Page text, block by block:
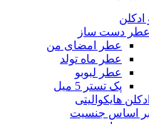
عطر دست ساز
عطر امضای من
عطر ماه تولد
عطر لبوبو
پک تستر 5 میل
ادکلن هایکوالیتی
بر اساس جنسیت